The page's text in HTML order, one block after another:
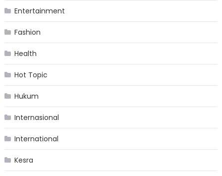
Entertainment
Fashion
Health
Hot Topic
Hukum
Internasional
International
Kesra